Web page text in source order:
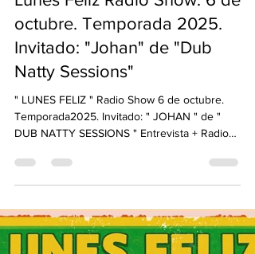
SELECTOR CONCIENCIA
6 oct 2025
1 min de lectura
Lunes Feliz Radio Show. 6 de
Invitado: "Johan" de "Dub
Natty Sessions"